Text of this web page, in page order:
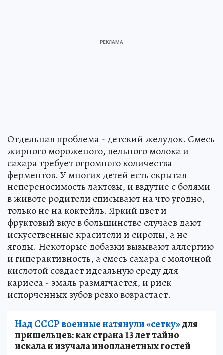
Отдельная проблема - детский желудок. Смесь
жирного мороженого, цельного молока и
сахара требует огромного количества
ферментов. У многих детей есть скрытая
непереносимость лактозы, и вздутие с болями
в животе родители списывают на что угодно,
только не на коктейль. Яркий цвет и
фруктовый вкус в большинстве случаев дают
искусственные красители и сиропы, а не
ягоды. Некоторые добавки вызывают аллергию
и гиперактивность, а смесь сахара с молочной
кислотой создает идеальную среду для
кариеса - эмаль размягчается, и риск
испорченных зубов резко возрастает.
Над СССР военные натянули «сетку»для
пришельцев: как страна 13 лет тайно
искала и изучала инопланетных гостей